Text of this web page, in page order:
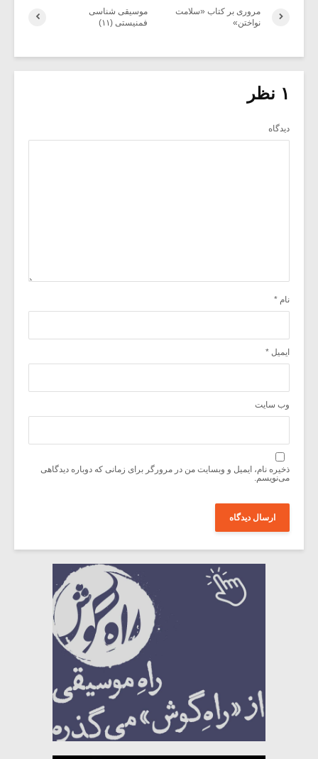
موسیقی شناسی
فمنیستی (۱۱)
مروری بر کتاب «سلامت
نواختن»
۱ نظر
دیدگاه
نام *
ایمیل *
وب‌ سایت
ذخیره نام، ایمیل و وبسایت من در مرورگر برای زمانی که دوباره دیدگاهی
می‌نویسم.